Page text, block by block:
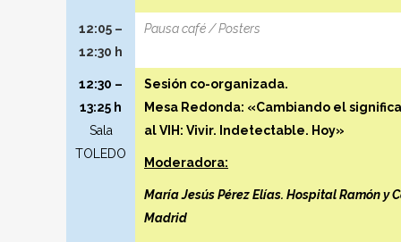
12:05 –
12:30 h
Pausa café / Posters
12:30 –
13:25 h
Sala
TOLEDO
Sesión co-organizada.
Mesa Redonda: «Cambiando el
al VIH: Vivir. Indetectable. Hoy»
Moderadora:
María Jesús Pérez Elías. Hospital Ramón y
Madrid